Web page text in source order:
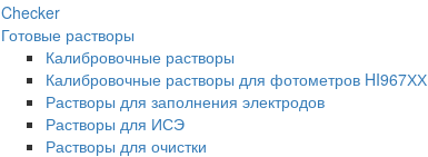
Checker
Готовые растворы
Калибровочные растворы
Калибровочные растворы для фотометров HI967ХХ
Растворы для заполнения электродов
Растворы для ИСЭ
Растворы для очистки